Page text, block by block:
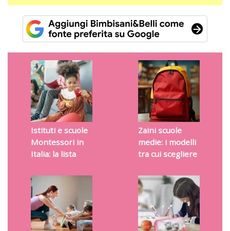
Istituti e scuole
Montessori in
Italia: la lista
Zaini scuole
medie: i modelli
tra cui scegliere